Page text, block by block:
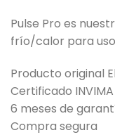
Pulse Pro es
frío/calor para
Producto original
Certificado INVIMA
6 meses de
Compra segura